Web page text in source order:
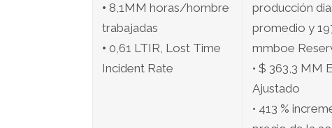
• 8,1MM horas/hombre
trabajadas
• 0,61 LTIR, Lost Time
Incident Rate
producción
promedio y
mmboe
• $ 363,3 MM
Ajustado
• 413 %